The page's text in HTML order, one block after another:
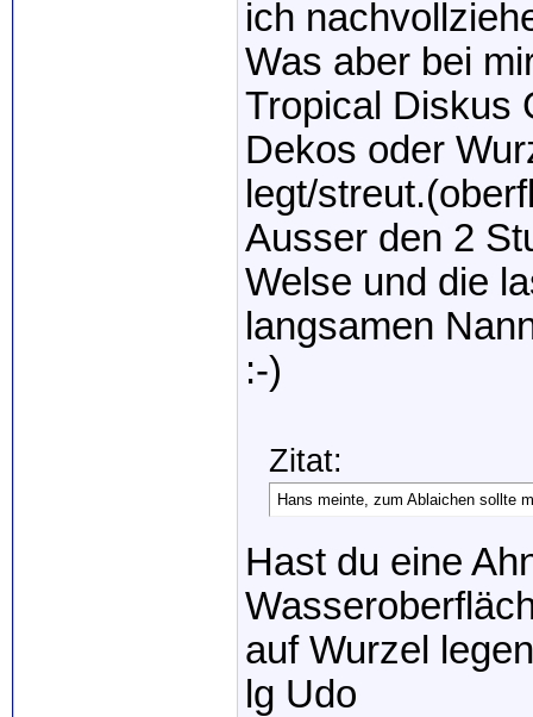
ich
Was aber bei
Tropical Diskus
Dekos oder
legt/
Ausser den 2
Welse und die
langsamen
:-)
Zitat:
Hans meinte, zum Ablaichen sollte
Hast du eine
auf Wurzel
lg Udo